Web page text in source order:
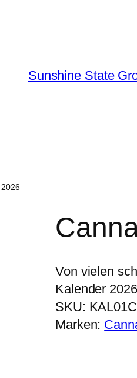
Sunshine State
Von vielen
Kalender
SKU: KAL01
Marken: